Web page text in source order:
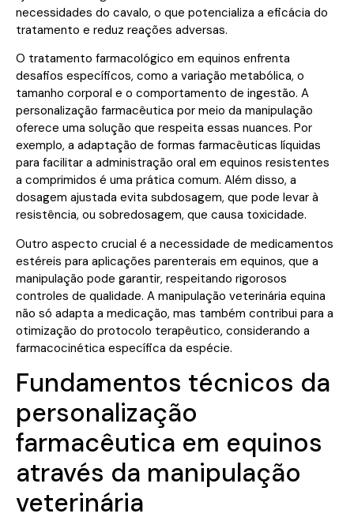
necessidades do cavalo, o que potencializa a eficácia do
tratamento e reduz reações adversas.
O tratamento farmacológico em equinos enfrenta
desafios específicos, como a variação metabólica, o
tamanho corporal e o comportamento de ingestão. A
personalização farmacêutica por meio da manipulação
oferece uma solução que respeita essas nuances. Por
exemplo, a adaptação de formas farmacêuticas líquidas
para facilitar a administração oral em equinos resistentes
a comprimidos é uma prática comum. Além disso, a
dosagem ajustada evita subdosagem, que pode levar à
resistência, ou sobredosagem, que causa toxicidade.
Outro aspecto crucial é a necessidade de medicamentos
estéreis para aplicações parenterais em equinos, que a
manipulação pode garantir, respeitando rigorosos
controles de qualidade. A manipulação veterinária equina
não só adapta a medicação, mas também contribui para a
otimização do protocolo terapêutico, considerando a
farmacocinética específica da espécie.
Fundamentos técnicos da
personalização
farmacêutica em equinos
através da manipulação
veterinária